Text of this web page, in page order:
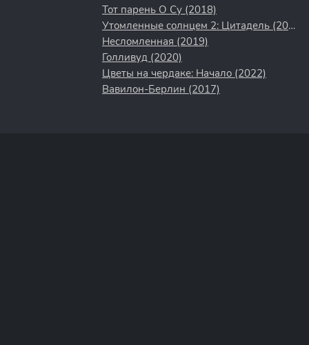
Тот парень О Су (2018)
Утомленные солнцем 2: Цитадель (2011)
Несломленная (2019)
Голливуд (2020)
Цветы на чердаке: Начало (2022)
Вавилон-Берлин (2017)